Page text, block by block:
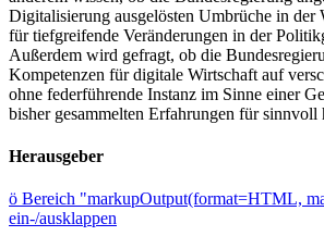
Digitalisierung ausgelösten Umbrüche in der
für tiefgreifende Veränderungen in der
Außerdem wird gefragt, ob die
Kompetenzen für digitale Wirtschaft auf
ohne federführende Instanz im Sinne einer
bisher gesammelten Erfahrungen für sinnvoll
Herausgeber
ö Bereich "markupOutput(format=HTML,
ein-/ausklappen